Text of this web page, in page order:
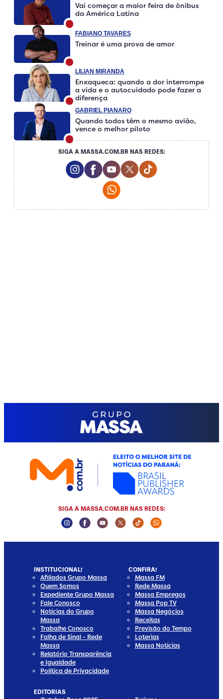
Vai começar a maior feira de ônibus
da América Latina
FABIANO TAVARES
Treinar é uma prova de amor
LILIAN MIRANDA
Enxaqueca: quando a dor interrompe
a vida e o autocuidado pode fazer a
diferença
GABRIEL PIANARO
Quando todos têm o mesmo avião,
vence o melhor piloto
SIGA A MASSA.COM.BR NAS REDES:
Instagram Social Media
Facebook Social Media
Youtube Social Media
Twitter Social Media
Tiktok Social
Whatsapp Social Media
SIGA A MASSA.COM.BR NAS REDES:
Instagram Social Media
Facebook Social Media
Youtube Social Media
Twitter Social Media
Tiktok Social Media
Whatsapp
INSTITUCIONAL!
Afiliados Grupo Massa
Quem Somos
Expediente Grupo Massa
Fale Conosco
Notícias do Grupo
Massa
Trabalhe Conosco
Falha de Sinal - Rede
Massa
Relatório Transparência
e Igualdade
Política de Privacidade
CONFIRA!
Massa FM
Rede Massa
Massa Empregos
Massa Pop TV
Massa Negócios
Receitas
Previsão do Tempo
Loterias
Massa Notícias
EDITORIAS